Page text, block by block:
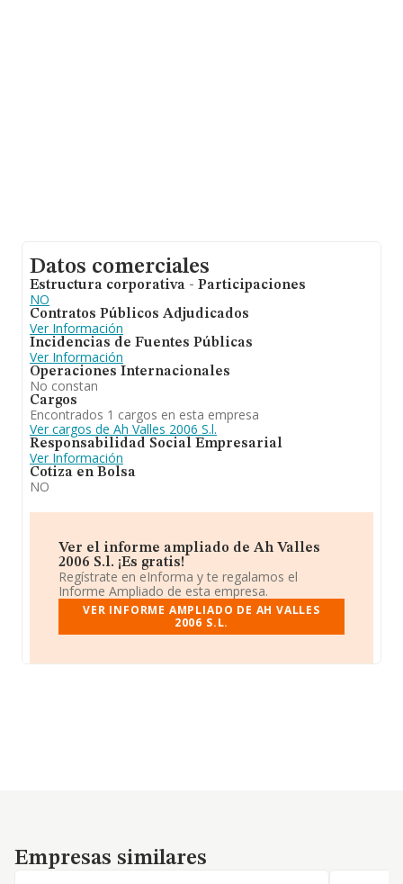
Datos comerciales
Estructura corporativa - Participaciones
NO
Contratos Públicos Adjudicados
Ver Información
Incidencias de Fuentes Públicas
Ver Información
Operaciones Internacionales
No constan
Cargos
Encontrados 1 cargos en esta empresa
Ver cargos de Ah Valles 2006 S.l.
Responsabilidad Social Empresarial
Ver Información
Cotiza en Bolsa
NO
Ver el informe ampliado de Ah Valles
2006 S.l. ¡Es gratis!
Regístrate en eInforma y te regalamos el
Informe Ampliado de esta empresa.
VER INFORME AMPLIADO DE AH VALLES
2006 S.L.
Empresas similares
Empresas similares